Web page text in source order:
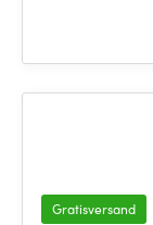
Gratisversand